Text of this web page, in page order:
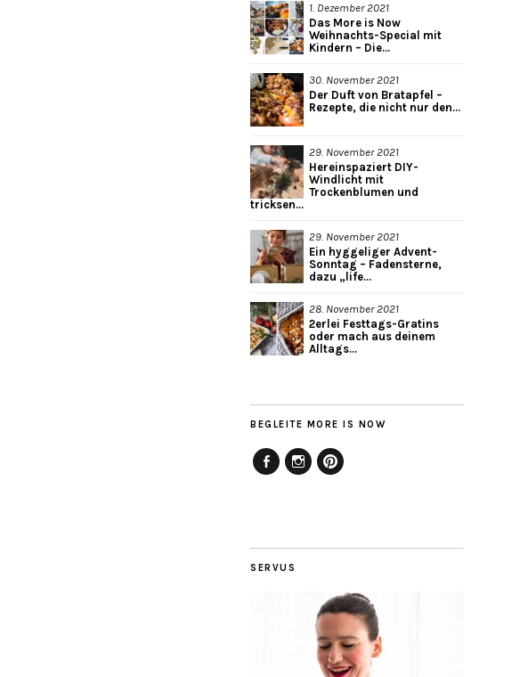
1. Dezember 2021
Das More is Now
Weihnachts-Special mit
Kindern – Die...
30. November 2021
Der Duft von Bratapfel –
Rezepte, die nicht nur den...
29. November 2021
Hereinspaziert DIY-
Windlicht mit
Trockenblumen und
tricksen...
29. November 2021
Ein hyggeliger Advent-
Sonntag – Fadensterne,
dazu „life...
28. November 2021
2erlei Festtags-Gratins
oder mach aus deinem
Alltags...
BEGLEITE MORE IS NOW
SERVUS